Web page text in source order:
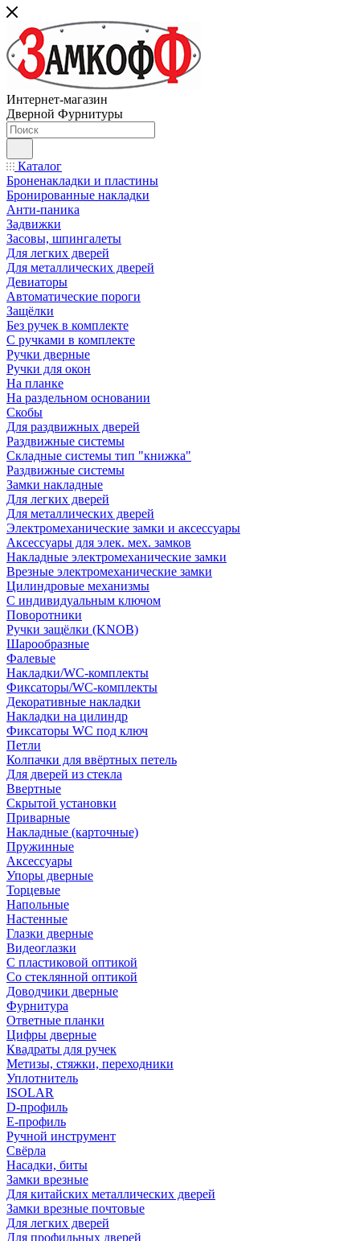
Интернет-магазин
Дверной Фурнитуры
Каталог
Броненакладки и пластины
Бронированные накладки
Анти-паника
Задвижки
Засовы, шпингалеты
Для легких дверей
Для металлических дверей
Девиаторы
Автоматические пороги
Защёлки
Без ручек в комплекте
С ручками в комплекте
Ручки дверные
Ручки для окон
На планке
На раздельном основании
Скобы
Для раздвижных дверей
Раздвижные системы
Складные системы тип "книжка"
Раздвижные системы
Замки накладные
Для легких дверей
Для металлических дверей
Электромеханические замки и аксессуары
Аксессуары для элек. мех. замков
Накладные электромеханические замки
Врезные электромеханические замки
Цилиндровые механизмы
С индивидуальным ключом
Поворотники
Ручки защёлки (KNOB)
Шарообразные
Фалевые
Накладки/WC-комплекты
Фиксаторы/WC-комплекты
Декоративные накладки
Накладки на цилиндр
Фиксаторы WC под ключ
Петли
Колпачки для ввёртных петель
Для дверей из стекла
Ввертные
Скрытой установки
Приварные
Накладные (карточные)
Пружинные
Аксессуары
Упоры дверные
Торцевые
Напольные
Настенные
Глазки дверные
Видеоглазки
С пластиковой оптикой
Со стеклянной оптикой
Доводчики дверные
Фурнитура
Ответные планки
Цифры дверные
Квадраты для ручек
Метизы, стяжки, переходники
Уплотнитель
ISOLAR
D-профиль
Е-профиль
Ручной инструмент
Свёрла
Насадки, биты
Замки врезные
Для китайских металлических дверей
Замки врезные почтовые
Для легких дверей
Для профильных дверей